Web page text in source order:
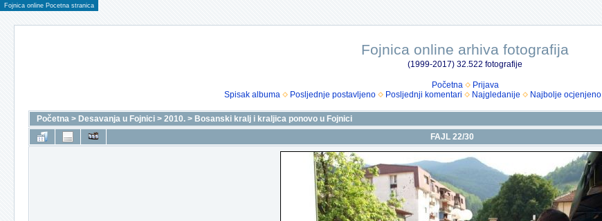
Fojnica online Pocetna stranica
Fojnica online arhiva fotografija
(1999-2017) 32.522 fotografije
Početna
Prijava
Spisak albuma
Posljednje postavljeno Posljednji komentari Najgledanije Najbolje ocjenjeno
Početna > Desavanja u Fojnici > 2010. > Bosanski kralj i kraljica ponovo u Fojnici
FAJL 22/30